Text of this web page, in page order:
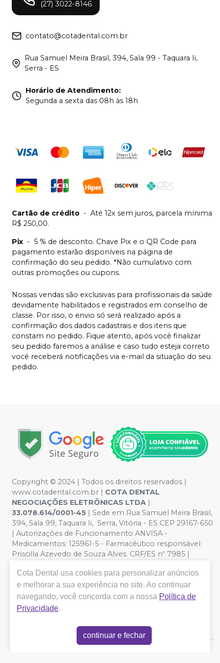
(27) 3022-8146
contato@cotadental.com.br
Rua Samuel Meira Brasil, 394, Sala 99 - Taquara Ii,
Serra - ES
Horário de Atendimento:
Segunda a sexta das 08h às 18h
Cartão de crédito - Até 12x sem juros, parcela mínima
R$ 250,00.
Pix - 5 % de desconto. Chave Pix e o QR Code para
pagamento estarão disponíveis na página de
confirmação do seu pedido. *Não cumulativo com
outras promoções ou cupons.
Nossas vendas são exclusivas para profissionais da saúde
devidamente habilitados e registrados em conselho de
classe. Por isso, o envio só será realizado após a
confirmação dos dados cadastrais e dos itens que
constam no pedido. Fique atento, após você finalizar
seu pedido faremos a análise e caso tudo esteja correto
você receberá notificações via e-mail da situação do seu
pedido.
Copyright © 2024 | Todos os direitos reservados |
www.cotadental.com.br | COTA DENTAL
NEGOCIAÇÕES ELETRÔNICAS LTDA |
33.078.614/0001-45 | Sede em Rua Samuel Meira Brasil,
394, Sala 99, Taquara Ii, Serra, Vitória - ES CEP 29167-650
| Autorizações de Funcionamento ANVISA -
Medicamentos: 125961-5 - Farmacêutico responsável:
Priscilla Azevedo de Souza Alves. CRF/ES nº 7985 |
ilustrativas - Os preços e condições da loja virtual estão
sujeitos a alterações. Em caso de divergência de preços
no site, o valor válido é o do Carrinho de Compra. Não
vendemos por atacado, por isso nos reservamos o
Cota Dental usa cookies para personalizar anúncios
e melhorar a sua experiência no site. Ao continuar
navegando, você concorda com a nossa Política de
Privacidade.
continuar e fechar